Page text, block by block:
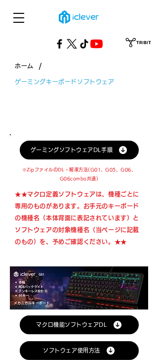
ホーム /
ゲーミングキーボードソフトウェア
ゲーミングソフトウェアDL手順
※ZipファイルのDL・解凍方法(G01、G05、G06、
G06combo共通)
★★マクロ定義ソフトウェアは、機種ごとに
専用のものがあります。お手元のキーボード
の機種名（本体背面に表記されています）と
ソフトウェアの対象機種名（当ページに記載
のもの）を、予めご確認ください。★★
マクロ機能ソフトウェアDL
ソフトウェア使用方法